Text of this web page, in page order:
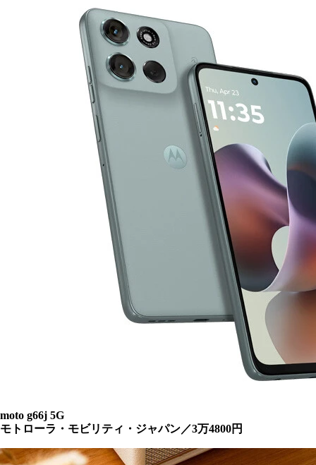
moto g66j 5G
モトローラ・モビリティ・ジャパン／3万4800円